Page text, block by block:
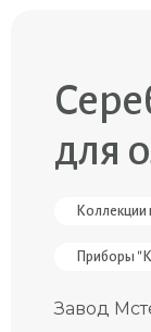
для
Коллекции
Приборы
Завод